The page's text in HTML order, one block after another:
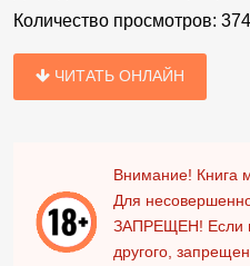
Количество просмотров: 374
ЧИТАТЬ ОНЛАЙН
Внимание! Книга
Для
ЗАПРЕЩЕН! Если
другого,